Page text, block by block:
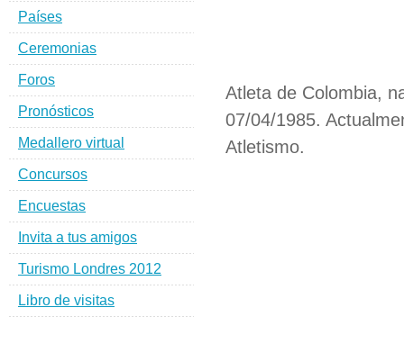
Atleta de Colombia,
07/04/1985.
Atletismo.
Países
Ceremonias
Foros
Pronósticos
Medallero virtual
Concursos
Encuestas
Invita a tus amigos
Turismo Londres 2012
Libro de visitas